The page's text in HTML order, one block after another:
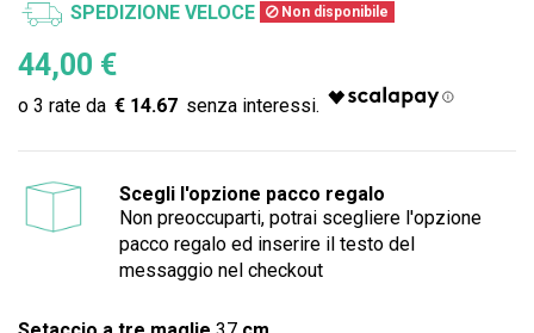
SPEDIZIONE VELOCE Non disponibile
44,00 €
€ 14.67
Scegli l'opzione pacco regalo
Non preoccuparti, potrai scegliere l'opzione
pacco regalo ed inserire il testo del
messaggio nel checkout